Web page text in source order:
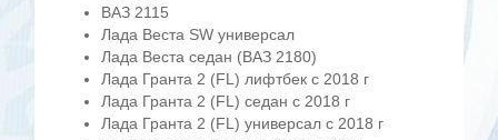
ВАЗ 2115
Лада Веста SW универсал
Лада Веста седан (ВАЗ 2180)
Лада Гранта 2 (FL) лифтбек с 2018 г
Лада Гранта 2 (FL) седан с 2018 г
Лада Гранта 2 (FL) универсал с 2018 г